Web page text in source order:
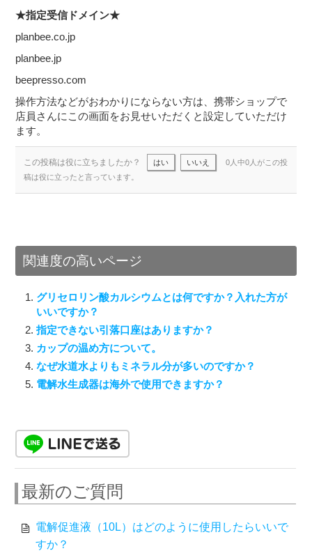
★指定受信ドメイン★
planbee.co.jp
planbee.jp
beepresso.com
操作方法などがおわかりにならない方は、携帯ショップで
店員さんにこの画面をお見せいただくと設定していただけ
ます。
この投稿は役に立ちましたか？ はい いいえ
0人中0人がこの投
稿は役に立ったと言っています。
関連度の高いページ
グリセロリン酸カルシウムとは何ですか？入れた方が
いいですか？
指定できない引落口座はありますか？
カップの温め方について。
なぜ水道水よりもミネラル分が多いのですか？
電解水生成器は海外で使用できますか？
最新のご質問
電解促進液（10L）はどのように使用したらいいで
すか？